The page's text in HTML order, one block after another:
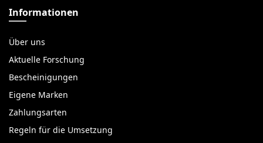
Informationen
Über uns
Aktuelle Forschung
Bescheinigungen
Eigene Marken
Zahlungsarten
Regeln für die Umsetzung